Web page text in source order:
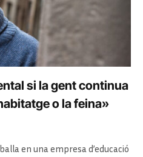
si la gent continua
o la feina»
en una empresa d’educació